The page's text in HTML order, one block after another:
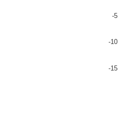
-15
-10
-5